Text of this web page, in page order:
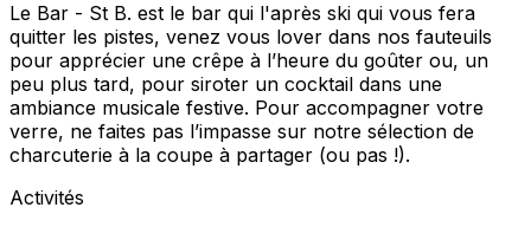
Le Bar - St B. est le bar qui l'après ski qui vous fera
quitter les pistes, venez vous lover dans nos fauteuils
pour apprécier une crêpe à l’heure du goûter ou, un
peu plus tard, pour siroter un cocktail dans une
ambiance musicale festive. Pour accompagner votre
verre, ne faites pas l’impasse sur notre sélection de
charcuterie à la coupe à partager (ou pas !).
Activités